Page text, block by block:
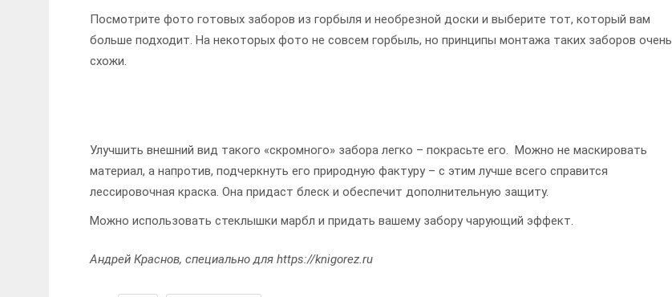
Посмотрите фото готовых заборов из горбыля и необрезной доски и выберите тот, который вам
больше подходит. На некоторых фото не совсем горбыль, но принципы монтажа таких заборов очень
схожи.
Улучшить внешний вид такого «скромного» забора легко – покрасьте его. Можно не маскировать
материал, а напротив, подчеркнуть его природную фактуру – с этим лучше всего справится
лессировочная краска. Она придаст блеск и обеспечит дополнительную защиту.
Можно использовать стеклышки марбл и придать вашему забору чарующий эффект.
Андрей Краснов, специально для https://knigorez.ru